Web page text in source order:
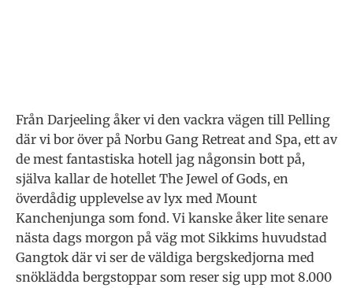
Från Darjeeling åker vi den vackra vägen till Pelling
där vi bor över på Norbu Gang Retreat and Spa, ett av
de mest fantastiska hotell jag någonsin bott på,
själva kallar de hotellet The Jewel of Gods, en
överdådig upplevelse av lyx med Mount
Kanchenjunga som fond. Vi kanske åker lite senare
nästa dags morgon på väg mot Sikkims huvudstad
Gangtok där vi ser de väldiga bergskedjorna med
snöklädda bergstoppar som reser sig upp mot 8.000